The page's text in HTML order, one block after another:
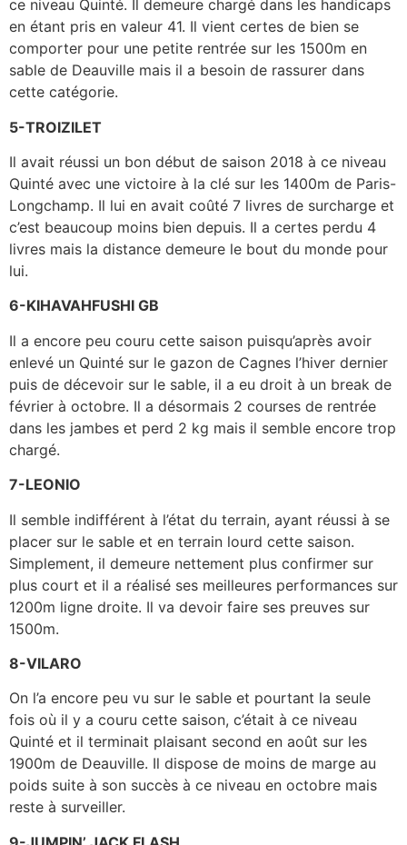
ce niveau Quinté. Il demeure chargé dans les handicaps
en étant pris en valeur 41. Il vient certes de bien se
comporter pour une petite rentrée sur les 1500m en
sable de Deauville mais il a besoin de rassurer dans
cette catégorie.
5-TROIZILET
Il avait réussi un bon début de saison 2018 à ce niveau
Quinté avec une victoire à la clé sur les 1400m de Paris-
Longchamp. Il lui en avait coûté 7 livres de surcharge et
c’est beaucoup moins bien depuis. Il a certes perdu 4
livres mais la distance demeure le bout du monde pour
lui.
6-KIHAVAHFUSHI GB
Il a encore peu couru cette saison puisqu’après avoir
enlevé un Quinté sur le gazon de Cagnes l’hiver dernier
puis de décevoir sur le sable, il a eu droit à un break de
février à octobre. Il a désormais 2 courses de rentrée
dans les jambes et perd 2 kg mais il semble encore trop
chargé.
7-LEONIO
Il semble indifférent à l’état du terrain, ayant réussi à se
placer sur le sable et en terrain lourd cette saison.
Simplement, il demeure nettement plus confirmer sur
plus court et il a réalisé ses meilleures performances sur
1200m ligne droite. Il va devoir faire ses preuves sur
1500m.
8-VILARO
On l’a encore peu vu sur le sable et pourtant la seule
fois où il y a couru cette saison, c’était à ce niveau
Quinté et il terminait plaisant second en août sur les
1900m de Deauville. Il dispose de moins de marge au
poids suite à son succès à ce niveau en octobre mais
reste à surveiller.